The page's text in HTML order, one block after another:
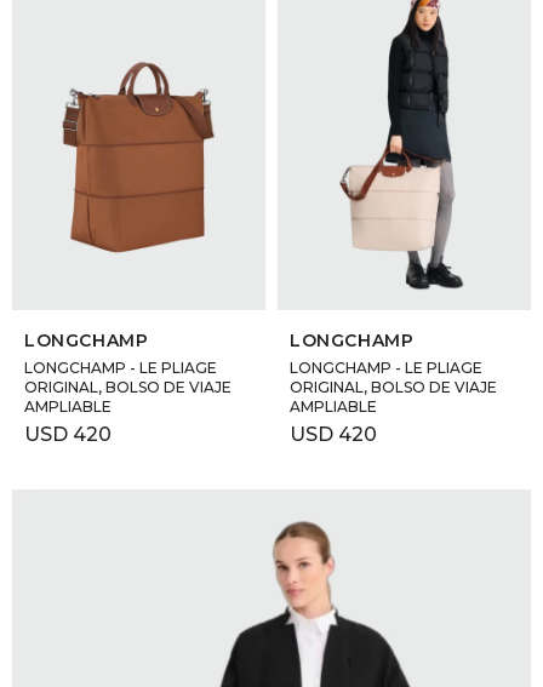
LONGCHAMP
LONGCHAMP - LE PLIAGE
ORIGINAL, BOLSO DE VIAJE
AMPLIABLE
USD 420
LONGCHAMP
LONGCHAMP - LE PLIAGE
ORIGINAL, BOLSO DE VIAJE
AMPLIABLE
USD 420